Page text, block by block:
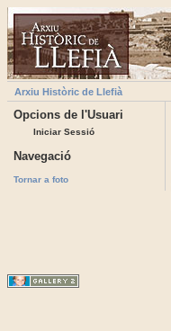
Arxiu Històric de Llefià
Opcions de l'Usuari
Iniciar Sessió
Navegació
Tornar a foto